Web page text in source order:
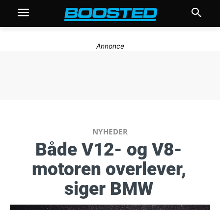
Annonce
NYHEDER
Både V12- og V8-
motoren overlever,
siger BMW